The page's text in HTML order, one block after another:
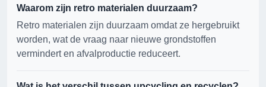
Waarom zijn retro materialen duurzaam?
Retro materialen zijn duurzaam omdat ze hergebruikt
worden, wat de vraag naar nieuwe grondstoffen
vermindert en afvalproductie reduceert.